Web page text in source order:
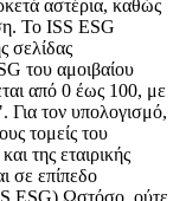
αστέρια, καθώς
Το ISS ESG
σελίδας
του αμοιβαίου
από 0 έως 100, με
τον υπολογισμό,
τομείς του
της εταιρικής
σε επίπεδο
ESG) Ωστόσο, ούτε